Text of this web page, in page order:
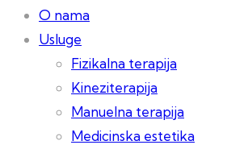
O nama
Usluge
Fizikalna terapija
Kineziterapija
Manuelna terapija
Medicinska estetika